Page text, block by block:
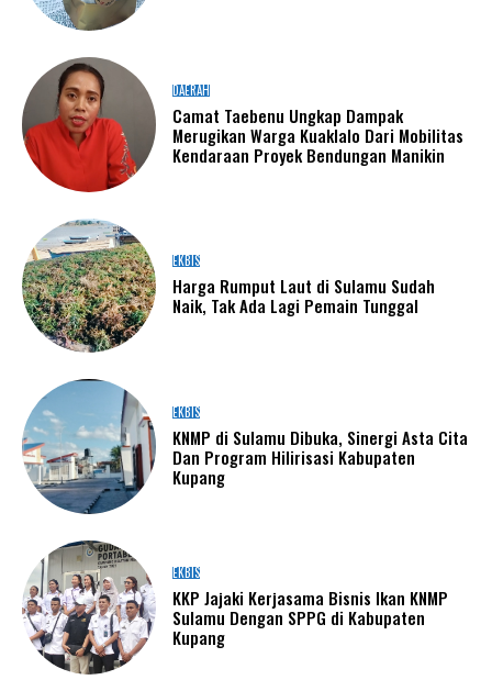
DAERAH
Camat Taebenu Ungkap Dampak
Merugikan Warga Kuaklalo Dari Mobilitas
Kendaraan Proyek Bendungan Manikin
EKBIS
Harga Rumput Laut di Sulamu Sudah
Naik, Tak Ada Lagi Pemain Tunggal
EKBIS
KNMP di Sulamu Dibuka, Sinergi Asta Cita
Dan Program Hilirisasi Kabupaten
Kupang
EKBIS
KKP Jajaki Kerjasama Bisnis Ikan KNMP
Sulamu Dengan SPPG di Kabupaten
Kupang